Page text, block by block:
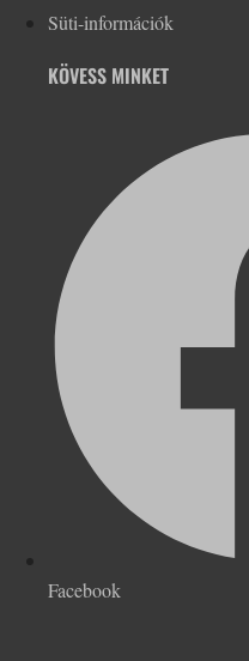
Süti-információk
KÖVESS MINKET
Facebook